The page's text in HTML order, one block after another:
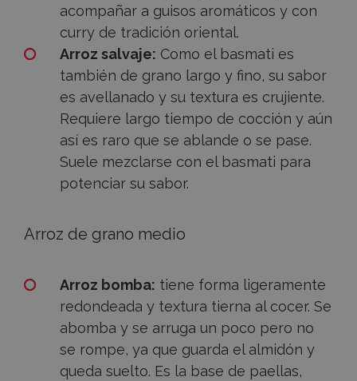
acompañar a guisos aromáticos y con
curry de tradición oriental.
Arroz salvaje: Como el basmati es
también de grano largo y fino, su sabor
es avellanado y su textura es crujiente.
Requiere largo tiempo de cocción y aún
así es raro que se ablande o se pase.
Suele mezclarse con el basmati para
potenciar su sabor.
Arroz de grano medio
Arroz bomba: tiene forma ligeramente
redondeada y textura tierna al cocer. Se
abomba y se arruga un poco pero no
se rompe, ya que guarda el almidón y
queda suelto. Es la base de paellas,